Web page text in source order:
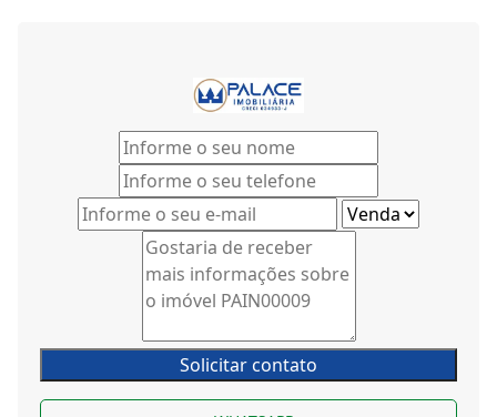
Solicitar contato